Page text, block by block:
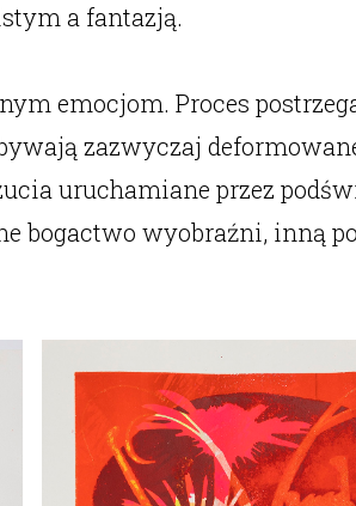
a fantazją.
emocjom. Proces
zazwyczaj
uruchamiane przez
bogactwo wyobraźni, inną